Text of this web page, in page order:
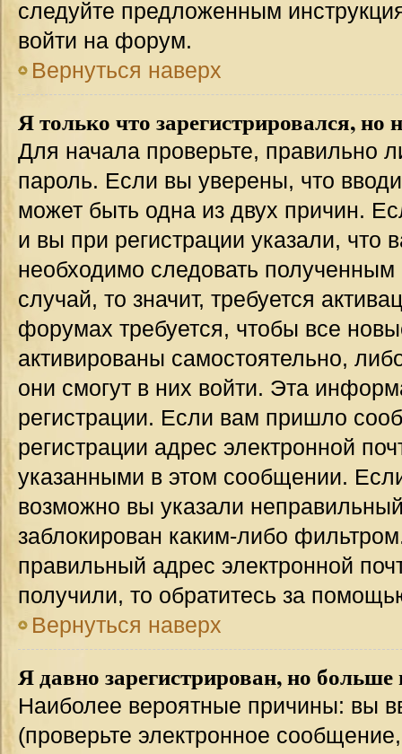
следуйте предложенным
войти на форум.
Вернуться наверх
Я только что зарегистрировался, но
Для начала проверьте, правильно
пароль. Если вы уверены, что
может быть одна из двух причин.
и вы при регистрации указали, что
необходимо следовать
случай, то значит, требуется
форумах требуется, чтобы все
активированы самостоятельно,
они смогут в них войти. Эта
регистрации. Если вам пришло
регистрации адрес электронной
указанными в этом сообщении.
возможно вы указали
заблокирован каким-либо
правильный адрес электронной
получили, то обратитесь за
Вернуться наверх
Я давно зарегистрирован, но
Наиболее вероятные причины: вы
(проверьте электронное